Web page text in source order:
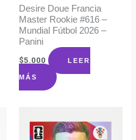
Desire Doue Francia
Master Rookie #616 –
Mundial Fútbol 2026 –
Panini
$5.000 LEER
MÁS